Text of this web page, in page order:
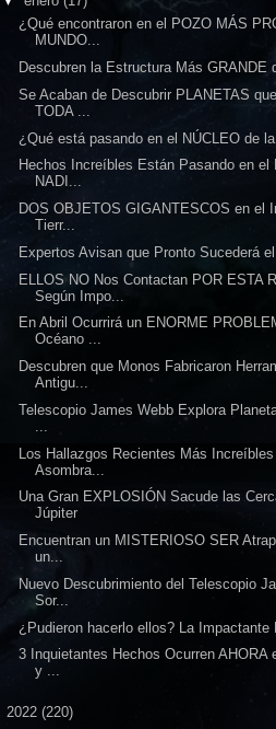
¿Qué encontraron en el POZO MÁS
MUNDO...
Descubren la Estructura Más GRANDE
Se Acaban de Descubrir PLANETAS
TODA ...
¿Qué está pasando en el NÚCLEO de
Hechos Increíbles Están Pasando en el
NADI...
DOS OBJETOS GIGANTESCOS en el
Tierr...
Expertos Avisan que Pronto Sucederá el
ELLOS NO Nos Contactan POR ESTA
Según Impo...
En Abril Ocurrirá un ENORME
Océano ...
Descubren que Monos Fabricaron
Antigu...
Telescopio James Webb Explora
Los Hallazgos Recientes Más
Asombra...
Una Gran EXPLOSIÓN Sacude las
Júpiter
Encuentran un MISTERIOSO SER
un...
Nuevo Descubrimiento del Telescopio
Sor...
¿Pudieron hacerlo ellos? La Impactante
3 Inquietantes Hechos Ocurren AHORA
y ...
2022 (220)